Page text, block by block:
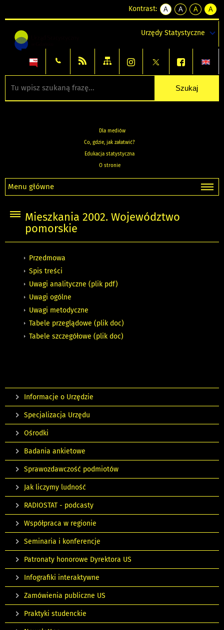
Kontrast:
A
kontrast
A
kontrast
tekst
czarnym
A
kontrast
tekst
czarnym
A
tekst
żółtym
Urzędy Statystyczne
Dla mediów
Co, gdzie, jak załatwić?
Edukacja statystyczna
O stronie
Menu główne
Mieszkania 2002. Województwo
pomorskie
Przedmowa
Spis treści
Uwagi analityczne (plik pdf)
Uwagi ogólne
Uwagi metodyczne
Tabele przeglądowe (plik doc)
Tabele szczegółowe (plik doc)
Informacje o Urzędzie
Specjalizacja Urzędu
Ośrodki
Badania ankietowe
Sprawozdawczość podmiotów
Jak liczymy ludność
RADIOSTAT - podcasty
Współpraca w regionie
Seminaria i konferencje
Patronaty honorowe Dyrektora US
Infografiki interaktywne
Zamówienia publiczne US
Praktyki studenckie